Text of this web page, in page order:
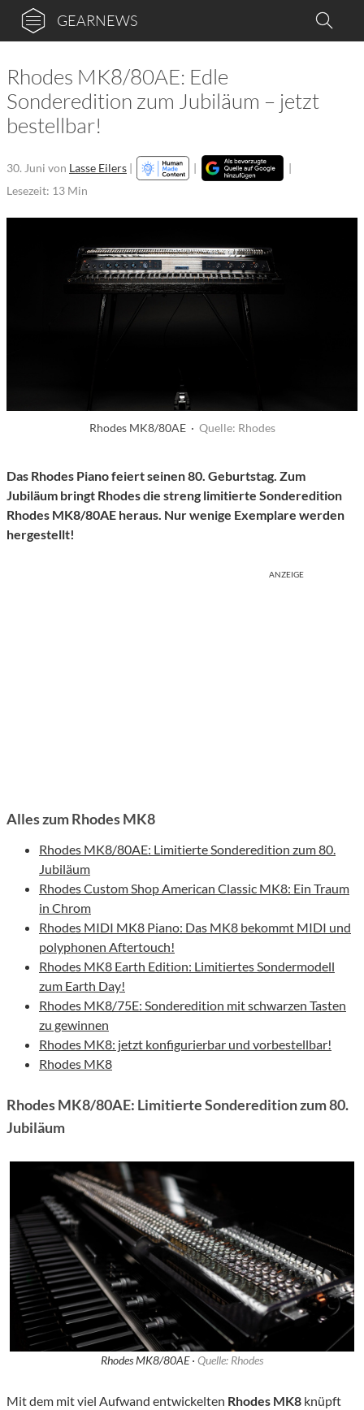
GEARNEWS
Rhodes MK8/80AE: Edle
Sonderedition zum Jubiläum – jetzt
bestellbar!
30. Juni von Lasse Eilers | |
|
Lesezeit: 13 Min
Rhodes MK8/80AE · Quelle: Rhodes
Das Rhodes Piano feiert seinen 80. Geburtstag. Zum
Jubiläum bringt Rhodes die streng limitierte Sonderedition
Rhodes MK8/80AE heraus. Nur wenige Exemplare werden
hergestellt!
ANZEIGE
Alles zum Rhodes MK8
Rhodes MK8/80AE: Limitierte Sonderedition zum 80.
Jubiläum
Rhodes Custom Shop American Classic MK8: Ein Traum
in Chrom
Rhodes MIDI MK8 Piano: Das MK8 bekommt MIDI und
polyphonen Aftertouch!
Rhodes MK8 Earth Edition: Limitiertes Sondermodell
zum Earth Day!
Rhodes MK8/75E: Sonderedition mit schwarzen Tasten
zu gewinnen
Rhodes MK8: jetzt konfigurierbar und vorbestellbar!
Rhodes MK8
Rhodes MK8/80AE: Limitierte Sonderedition zum 80.
Jubiläum
Rhodes MK8/80AE · Quelle: Rhodes
Mit dem mit viel Aufwand entwickelten Rhodes MK8 knüpft